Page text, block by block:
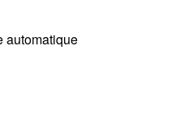
automatique